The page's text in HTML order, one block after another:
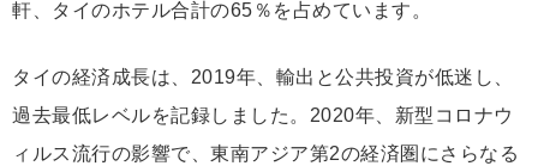
軒、タイのホテル合計の65％を占めています。
タイの経済成長は、2019年、輸出と公共投資が低迷し、
過去最低レベルを記録しました。2020年、新型コロナウ
ィルス流行の影響で、東南アジア第2の経済圏にさらなる